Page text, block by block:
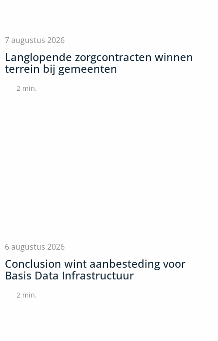
7 augustus 2026
Langlopende zorgcontracten winnen
terrein bij gemeenten
2 min.
6 augustus 2026
Conclusion wint aanbesteding voor
Basis Data Infrastructuur
2 min.